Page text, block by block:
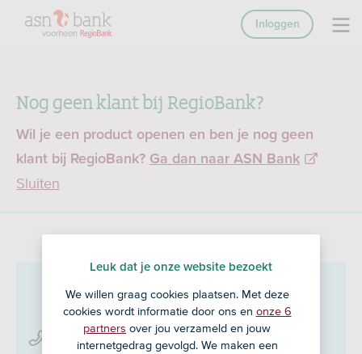
Nog geen klant bij RegioBank?
Wil je een product openen en ben je nog geen
klant bij RegioBank? Ga dan naar ASN Bank
Sluiten
Inloggen
Deterinkin Denekamp
0541 - 22 25 92
Leuk dat je onze website bezoekt
We willen graag cookies plaatsen. Met deze
cookies wordt informatie door ons en onze 6
partners over jou verzameld en jouw
internetgedrag gevolgd. We maken een